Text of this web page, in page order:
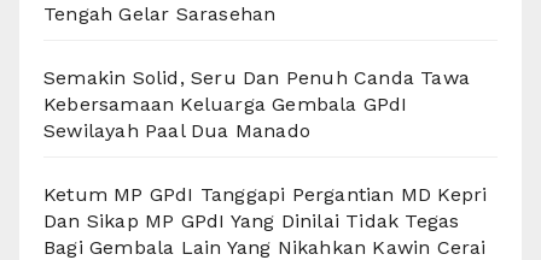
Tengah Gelar Sarasehan
Semakin Solid, Seru Dan Penuh Canda Tawa
Kebersamaan Keluarga Gembala GPdI
Sewilayah Paal Dua Manado
Ketum MP GPdI Tanggapi Pergantian MD Kepri
Dan Sikap MP GPdI Yang Dinilai Tidak Tegas
Bagi Gembala Lain Yang Nikahkan Kawin Cerai